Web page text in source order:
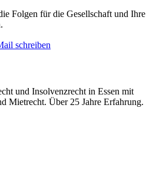
Folgen für die Gesellschaft und Ihre
schreiben
und Insolvenzrecht in Essen mit
Mietrecht. Über 25 Jahre Erfahrung.